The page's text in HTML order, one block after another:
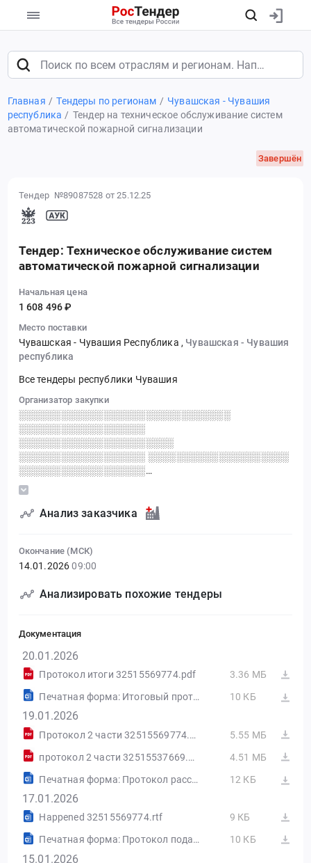
Главная Тендеры по регионам
Чувашская - Чувашия
республика
Тендер на техническое обслуживание систем
автоматической пожарной сигнализации
Завершён
Тендер №89087528 от 25.12.25
Тендер: Техническое обслуживание систем
автоматической пожарной сигнализации
Начальная цена
1 608 496 ₽
Место поставки
Чувашская - Чувашия Республика , Чувашская - Чувашия
республика
Все тендеры республики Чувашия
Организатор закупки
░░░░░░░░░░░░░░░░░░░░░░░░░░░░░░
░░░░░░░░░░░░░░░░░░
░░░░░░░░░░░░░░░░░░░░░░
░░░░░░░░░░░░░░░░░░ ░░░░░░░░░░░░░░░░░░░░
░░░░░░░░░░░░░░░░░░
░░░░░░░░░░░░░░░░░░░░░░░░
░░░░░░░░░░░░░░░░░░░░░░░░░░░
░░░░░░░░░░░░░░░░░░░░░░ ░░
░░░░░░░░░░░░░░░░░░░░
Анализ заказчика
Окончание (МСК)
14.01.2026 09:00
Анализировать похожие тендеры
Документация
20.01.2026
Протокол итоги 32515569774.pdf
3.36 МБ
Печатная форма: Итоговый протокол №32515569774-04
10 КБ
19.01.2026
Протокол 2 части 32515569774.pdf
5.55 МБ
протокол 2 части 32515537669.pdf
4.51 МБ
Печатная форма: Протокол рассмотрения вторых частей заявок №32515569774-03
12 КБ
17.01.2026
Happened 32515569774.rtf
9 КБ
Печатная форма: Протокол подачи ценовых предложений №32515569774-02
10 КБ
15.01.2026